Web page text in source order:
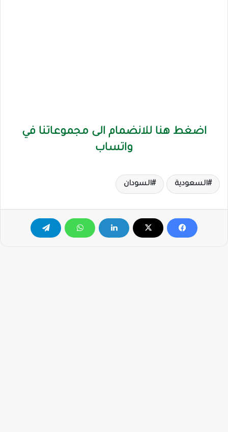
اضغط هنا للانضمام الى مجموعاتنا في
واتساب
السعودية السودان